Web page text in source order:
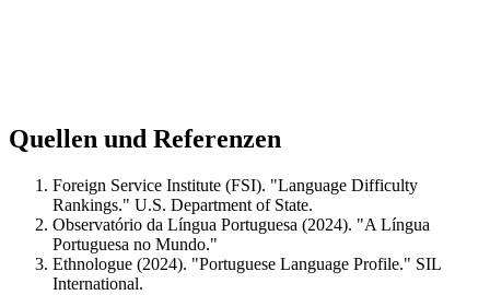
Quellen und Referenzen
Foreign Service Institute (FSI). "Language Difficulty
Rankings." U.S. Department of State.
Observatório da Língua Portuguesa (2024). "A Língua
Portuguesa no Mundo."
Ethnologue (2024). "Portuguese Language Profile." SIL
International.